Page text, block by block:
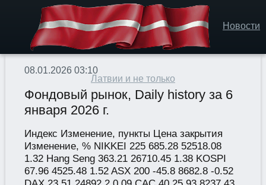
Новости
Латвии и не только
08.01.2026 03:10
Фондовый рынок, Daily history за 6
января 2026 г.
Индекс Изменение, пункты Цена закрытия
Изменение, % NIKKEI 225 685.28 52518.08
1.32 Hang Seng 363.21 26710.45 1.38 KOSPI
67.96 4525.48 1.52 ASX 200 -45.8 8682.8 -0.52